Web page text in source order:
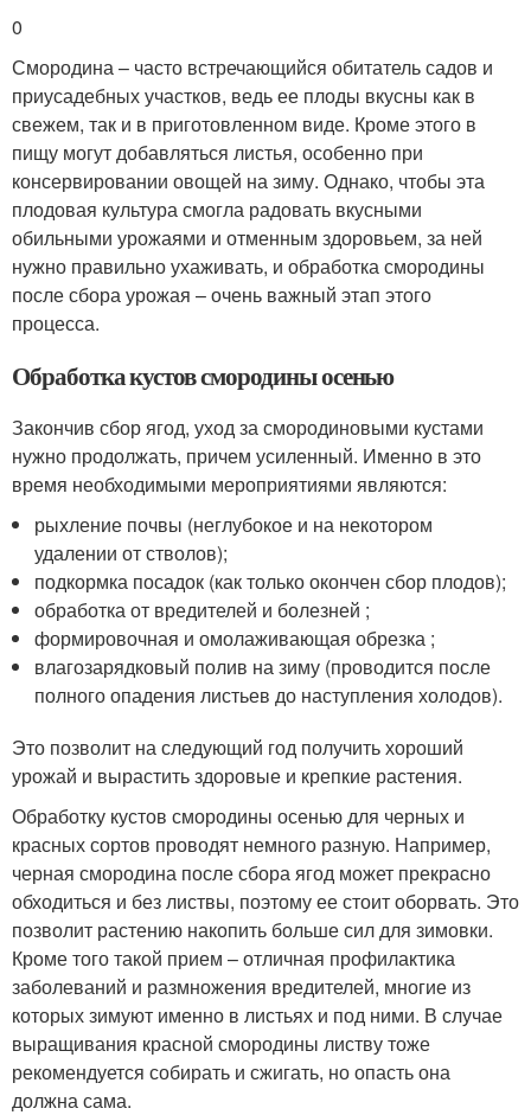
0
Смородина – часто встречающийся обитатель садов и
приусадебных участков, ведь ее плоды вкусны как в
свежем, так и в приготовленном виде. Кроме этого в
пищу могут добавляться листья, особенно при
консервировании овощей на зиму. Однако, чтобы эта
плодовая культура смогла радовать вкусными
обильными урожаями и отменным здоровьем, за ней
нужно правильно ухаживать, и обработка смородины
после сбора урожая – очень важный этап этого
процесса.
Обработка кустов смородины осенью
Закончив сбор ягод, уход за смородиновыми кустами
нужно продолжать, причем усиленный. Именно в это
время необходимыми мероприятиями являются:
рыхление почвы (неглубокое и на некотором
удалении от стволов);
подкормка посадок (как только окончен сбор плодов);
обработка от вредителей и болезней ;
формировочная и омолаживающая обрезка ;
влагозарядковый полив на зиму (проводится после
полного опадения листьев до наступления холодов).
Это позволит на следующий год получить хороший
урожай и вырастить здоровые и крепкие растения.
Обработку кустов смородины осенью для черных и
красных сортов проводят немного разную. Например,
черная смородина после сбора ягод может прекрасно
обходиться и без листвы, поэтому ее стоит оборвать. Это
позволит растению накопить больше сил для зимовки.
Кроме того такой прием – отличная профилактика
заболеваний и размножения вредителей, многие из
которых зимуют именно в листьях и под ними. В случае
выращивания красной смородины листву тоже
рекомендуется собирать и сжигать, но опасть она
должна сама.